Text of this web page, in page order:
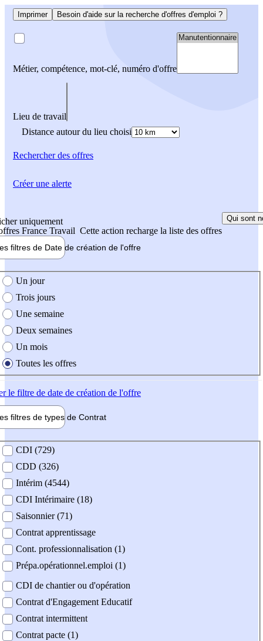
Imprimer Besoin d'aide sur la recherche d'offres d'emploi ?
Métier, compétence, mot-clé, numéro d'offre
Lieu de travail
Distance autour du lieu choisi
Rechercherdes offres
uniquement
France Travail Cette action recharge la liste des offres
Qui sont
filtres de Date de création de l'offre
création de l'offre
Un jour
Trois jours
Une semaine
Deux semaines
Un mois
Toutes les offres
le filtre de date de création de l'offre
filtres de types de Contrat
contrat
CDI (729)
CDD (326)
Intérim (4544)
CDI Intérimaire (18)
Saisonnier (71)
Contrat apprentissage
Cont. professionnalisation (1)
Prépa.opérationnel.emploi (1)
CDI de chantier ou d'opération
Contrat d'Engagement Educatif
Contrat intermittent
Contrat pacte (1)
Créer une alerte